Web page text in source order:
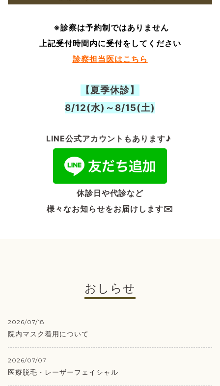
※診察は予約制ではありません
上記受付時間内に受付をしてください
診察担当医はこちら
【夏季休診】
8/12(水)～8/15(土)
LINE公式アカウントもあります♪
休診日や代診など
様々なお知らせをお届けします✉️
おしらせ
2026/07/18
院内マスク着用について
2026/07/07
医療脱毛・レーザーフェイシャル